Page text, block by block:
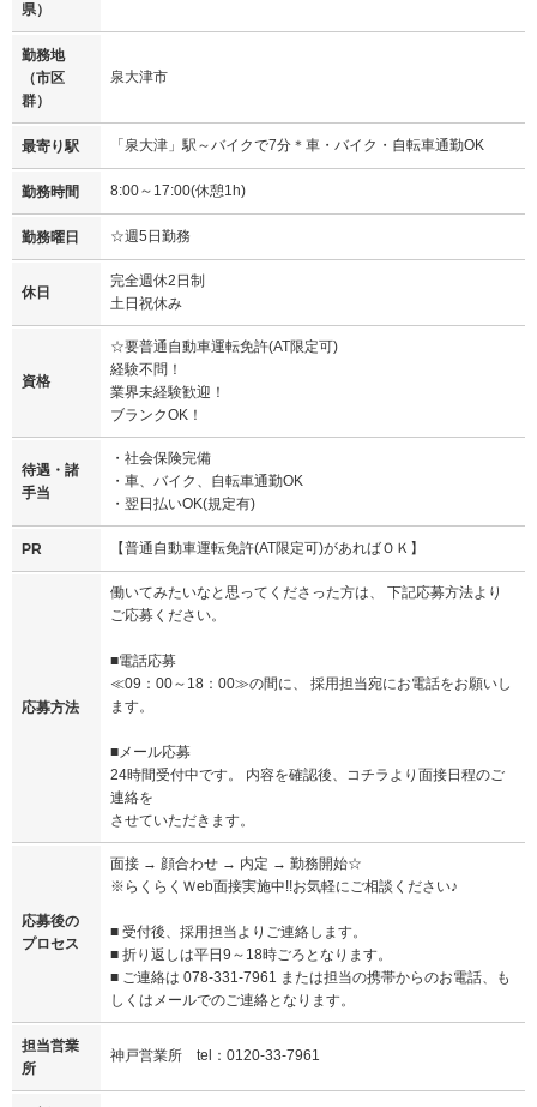
県）
勤務地
（市区
群）
泉大津市
最寄り駅 「泉大津」駅～バイクで7分＊車・バイク・自転車通勤OK
勤務時間 8:00～17:00(休憩1h)
勤務曜日 ☆週5日勤務
休日
完全週休2日制
土日祝休み
資格
☆要普通自動車運転免許(AT限定可)
経験不問！
業界未経験歓迎！
ブランクOK！
待遇・諸
手当
・社会保険完備
・車、バイク、自転車通勤OK
・翌日払いOK(規定有)
PR 【普通自動車運転免許(AT限定可)があればＯＫ】
応募方法
働いてみたいなと思ってくださった方は、 下記応募方法より
ご応募ください。
■電話応募
≪09：00～18：00≫の間に、 採用担当宛にお電話をお願いし
ます。
■メール応募
24時間受付中です。 内容を確認後、コチラより面接日程のご
連絡を
させていただきます。
応募後の
プロセス
面接 → 顔合わせ → 内定 → 勤務開始☆
※らくらくＷeb面接実施中!!お気軽にご相談ください♪
■ 受付後、採用担当よりご連絡します。
■ 折り返しは平日9～18時ごろとなります。
■ ご連絡は 078-331-7961 または担当の携帯からのお電話、も
しくはメールでのご連絡となります。
担当営業
所
神戸営業所 tel：0120-33-7961